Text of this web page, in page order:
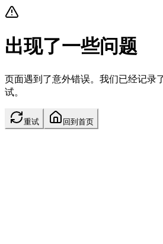
出现了一些问题
页面遇到了意外错误。我们已经记录
试。
重试 回到首页